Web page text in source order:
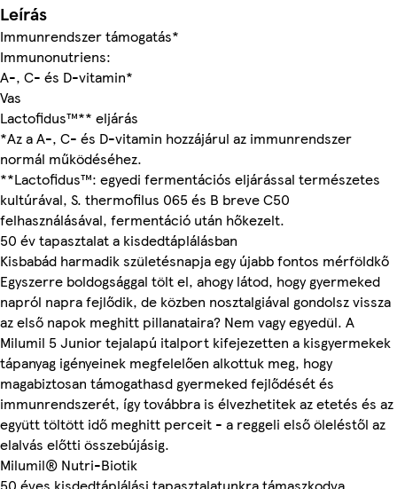
Leírás
Immunrendszer támogatás*
Immunonutriens:
A-, C- és D-vitamin*
Vas
Lactofidus™** eljárás
*Az a A-, C- és D-vitamin hozzájárul az immunrendszer
normál működéséhez.
**Lactofidus™: egyedi fermentációs eljárással természetes
kultúrával, S. thermofilus 065 és B breve C50
felhasználásával, fermentáció után hőkezelt.
50 év tapasztalat a kisdedtáplálásban
Kisbabád harmadik születésnapja egy újabb fontos mérföldkő
Egyszerre boldogsággal tölt el, ahogy látod, hogy gyermeked
napról napra fejlődik, de közben nosztalgiával gondolsz vissza
az első napok meghitt pillanataira? Nem vagy egyedül. A
Milumil 5 Junior tejalapú italport kifejezetten a kisgyermekek
tápanyag igényeinek megfelelően alkottuk meg, hogy
magabiztosan támogathasd gyermeked fejlődését és
immunrendszerét, így továbbra is élvezhetitek az etetés és az
együtt töltött idő meghitt perceit - a reggeli első öleléstől az
elalvás előtti összebújásig.
Milumil® Nutri-Biotik
50 éves kisdedtáplálási tapasztalatunkra támaszkodva